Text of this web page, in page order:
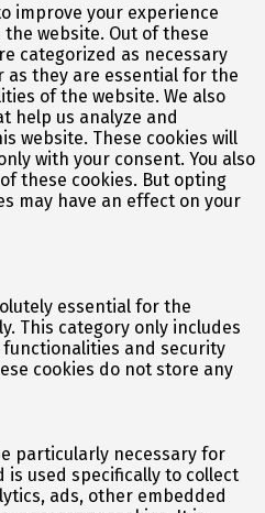
improve your experience
website. Out of these
categorized as necessary
as they are essential for the
of the website. We also
help us analyze and
website. These cookies will
with your consent. You also
these cookies. But opting
may have an effect on your
essential for the
This category only includes
and security
cookies do not store any
particularly necessary for
used specifically to collect
ads, other embedded